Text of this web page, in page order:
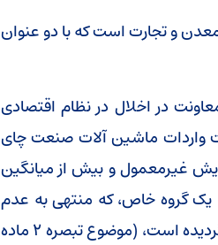
و تجارت است که با دو عنوان
در اخلال در نظام اقتصادی
واردات ماشین آلات صنعت چای
غیرمعمول و بیش از میانگین
گروه خاص، که منتهی به عدم
ایفای تعهدات ارزی و قاچاق ارز توسط مالک گروه شرکت‌های دبش گردیده است، (موضوع تبصره ۲ ماده